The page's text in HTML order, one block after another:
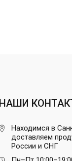
НАШИ
Находимся в
доставляем
России и СНГ